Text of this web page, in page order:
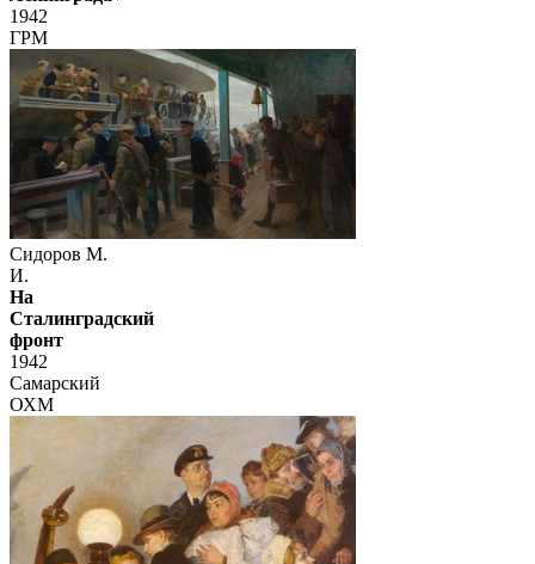
1942
ГРМ
Сидоров М.
И.
На
Сталинградский
фронт
1942
Самарский
ОХМ